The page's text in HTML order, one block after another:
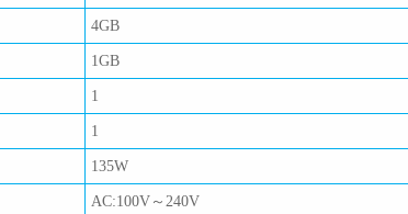
4GB
1GB
1
1
135W
AC:100V～240V